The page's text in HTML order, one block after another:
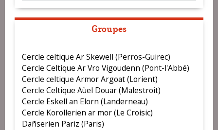
Groupes
Cercle celtique Ar Skewell (Perros-Guirec)
Cercle Celtique Ar Vro Vigoudenn (Pont-l'Abbé)
Cercle celtique Armor Argoat (Lorient)
Cercle Celtique Aùel Douar (Malestroit)
Cercle Eskell an Elorn (Landerneau)
Cercle Korollerien ar mor (Le Croisic)
Dañserien Pariz (Paris)